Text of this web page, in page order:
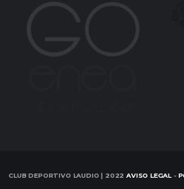
CLUB DEPORTIVO LAUDIO | 2022 AVISO LEGAL -